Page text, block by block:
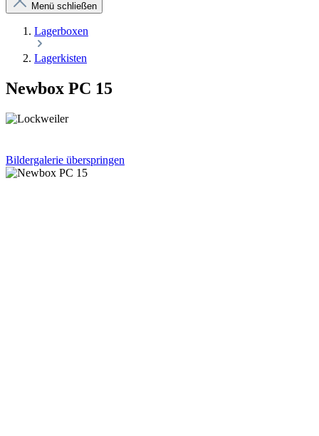
Menü schließen
Lagerboxen
Lagerkisten
Newbox PC 15
Bildergalerie überspringen